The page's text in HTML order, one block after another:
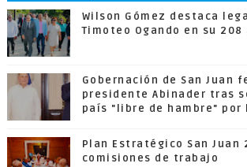
Wilson Gómez destaca
Timoteo Ogando en su
Gobernación de San Juan
presidente Abinader tras
país "libre de hambre" por
Plan Estratégico San Juan
comisiones de trabajo